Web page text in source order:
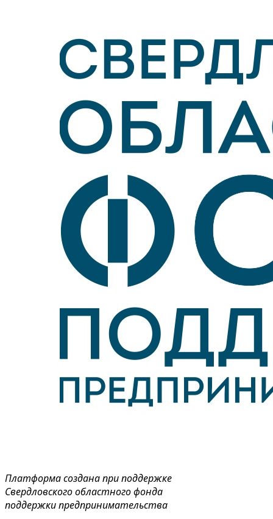
Платформа создана при поддержке
Свердловского областного фонда
поддержки предпринимательства